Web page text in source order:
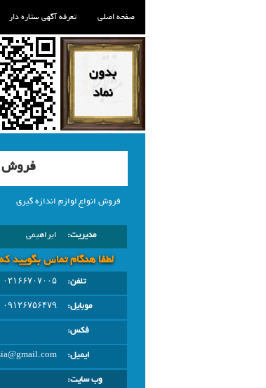
صفحه اصلی تعرفه آگهی ستاره دار
فروش
فروش انواع لوازم اندازه گیری
مدیریت: ابراهیمی
لطفا هنگام تماس بگویید
تلفن:
۰۲۱۶۶۷۰۷۰۰۵
موبایل:
۰۹۱۲۶۷۵۶۴۷۹
فکس:
ایمیل:
وب سایت: